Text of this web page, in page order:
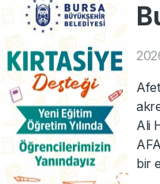
Ali
bir